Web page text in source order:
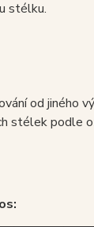
stélku.
od jiného
stélek podle